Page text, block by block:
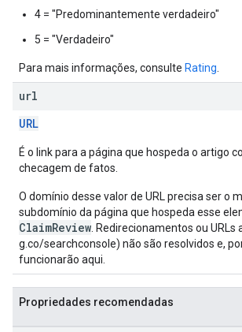
4 = "Predominantemente verdadeiro"
5 = "Verdadeiro"
Para mais informações, consulte Rating
url
URL
É o link para a página que hospeda o artigo
checagem de fatos.
O domínio desse valor de URL precisa ser o
subdomínio da página que hospeda esse
ClaimReview . Redirecionamentos ou
g.co/searchconsole) não são resolvidos e,
funcionarão aqui.
Propriedades recomendadas